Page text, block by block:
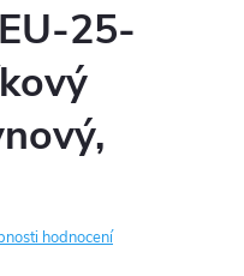
25-
hodnocení